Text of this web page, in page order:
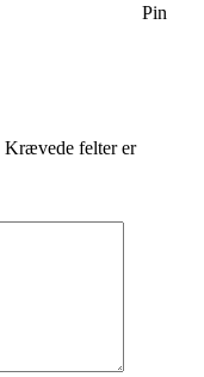
Pin
Krævede felter er